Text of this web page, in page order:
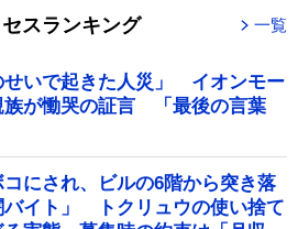
スランキング 一覧
せいで起きた人災」 イオンモー
族が慟哭の証言 「最後の言葉
コにされ、ビルの6階から突き落
イト」 トクリュウの使い捨て